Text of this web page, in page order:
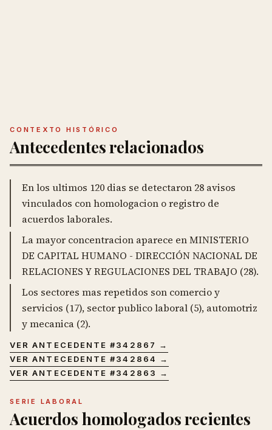
CONTEXTO HISTÓRICO
Antecedentes relacionados
En los ultimos 120 dias se detectaron 28 avisos
vinculados con homologacion o registro de
acuerdos laborales.
La mayor concentracion aparece en MINISTERIO
DE CAPITAL HUMANO - DIRECCIÓN NACIONAL DE
RELACIONES Y REGULACIONES DEL TRABAJO (28).
Los sectores mas repetidos son comercio y
servicios (17), sector publico laboral (5), automotriz
y mecanica (2).
VER ANTECEDENTE #342867
→
VER ANTECEDENTE #342864
→
VER ANTECEDENTE #342863 →
SERIE LABORAL
Acuerdos homologados recientes